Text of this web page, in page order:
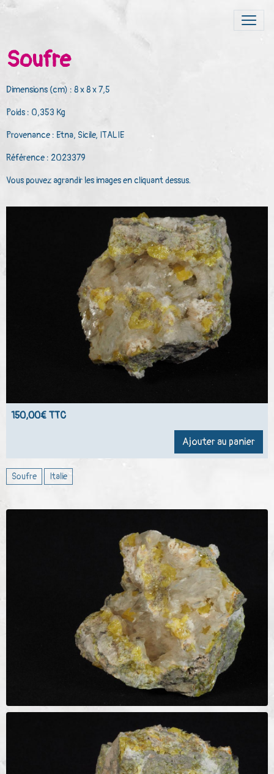
Soufre
Dimensions (cm) : 8 x 8 x 7,5
Poids : 0,353 Kg
Provenance : Etna, Sicile, ITALIE
Référence : 2023379
Vous pouvez agrandir les images en cliquant dessus.
150,00€ TTC
Ajouter au panier
Soufre Italie